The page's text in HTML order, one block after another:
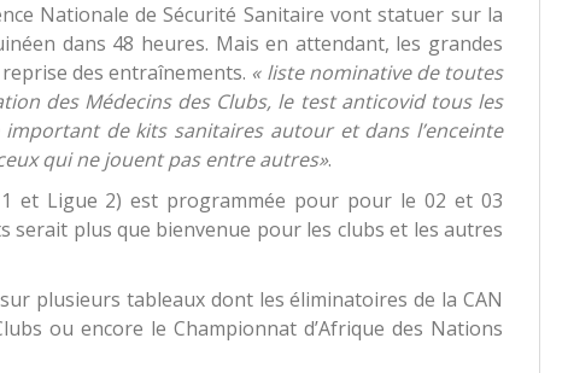
Nationale de Sécurité Sanitaire vont statuer sur la
dans 48 heures. Mais en attendant, les grandes
des entraînements. « liste nominative de toutes
des Médecins des Clubs, le test anticovid tous les
important de kits sanitaires autour et dans l’enceinte
qui ne jouent pas entre autres».
et Ligue 2) est programmée pour pour le 02 et 03
serait plus que bienvenue pour les clubs et les autres
plusieurs tableaux dont les éliminatoires de la CAN
ou encore le Championnat d’Afrique des Nations